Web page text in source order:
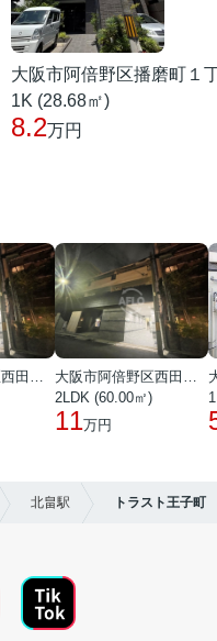
大阪市阿倍野区播磨町１
1K (28.68㎡)
8.2万円
大阪市阿倍野区西田辺町１丁目
大阪市阿倍野区西田辺町１丁目
2LDK (60.00㎡)
11万円
北畠駅 トラスト王子町